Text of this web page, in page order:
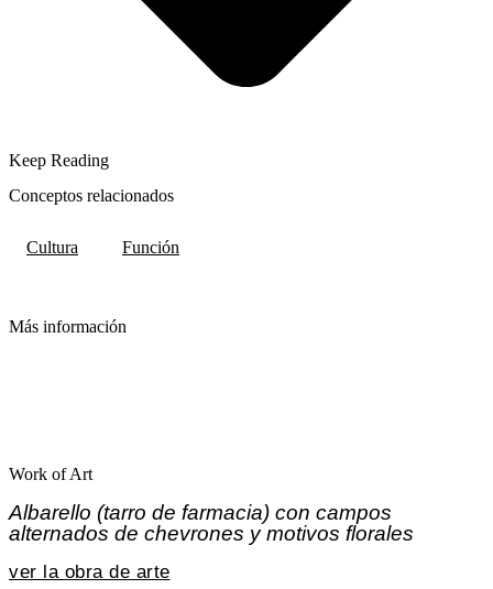
Keep Reading
Conceptos relacionados
Cultura Función
Más información
Work of Art
Albarello (tarro de farmacia) con campos
alternados de chevrones y motivos florales
ver la obra de arte